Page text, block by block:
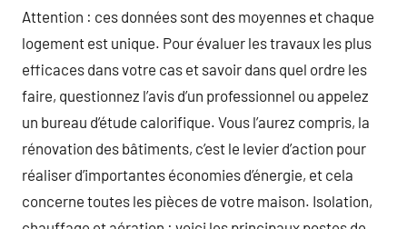
Attention : ces données sont des moyennes et chaque
logement est unique. Pour évaluer les travaux les plus
efficaces dans votre cas et savoir dans quel ordre les
faire, questionnez l’avis d’un professionnel ou appelez
un bureau d’étude calorifique. Vous l’aurez compris, la
rénovation des bâtiments, c’est le levier d’action pour
réaliser d’importantes économies d’énergie, et cela
concerne toutes les pièces de votre maison. Isolation,